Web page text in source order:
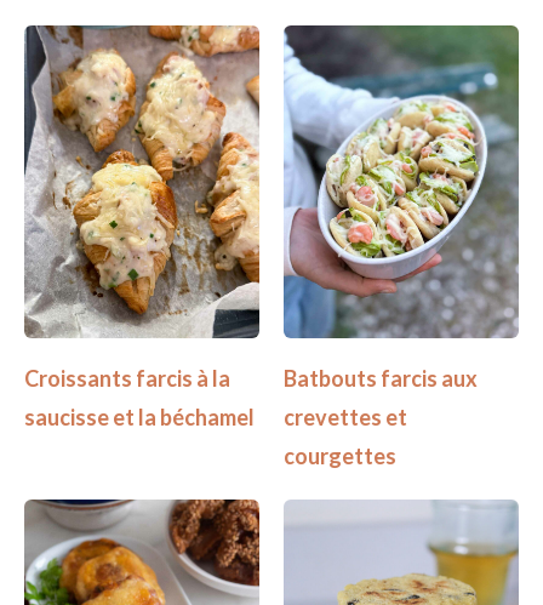
Croissants farcis à la
saucisse et la béchamel
Batbouts farcis aux
crevettes et
courgettes